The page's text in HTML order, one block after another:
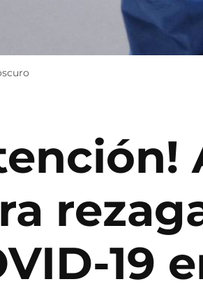
19